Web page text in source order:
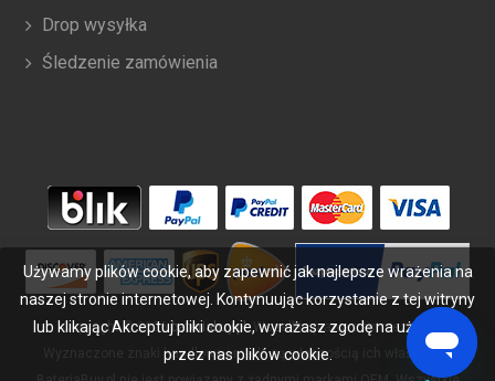
Drop wysyłka
Śledzenie zamówienia
Copyright ©2026 bateriabuy.pl. Wszelkie prawa zastrzeżone.
Wyznaczone znaki handlowe i marki są własnością ich właścicieli.
Używamy plików cookie, aby zapewnić jak najlepsze wrażenia na
naszej stronie internetowej. Kontynuując korzystanie z tej witryny
lub klikając Akceptuj pliki cookie, wyrażasz zgodę na używanie
przez nas plików cookie.